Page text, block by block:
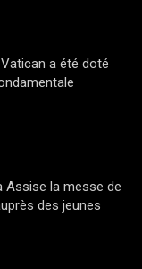
Vatican a été doté
Assise la messe de
des jeunes